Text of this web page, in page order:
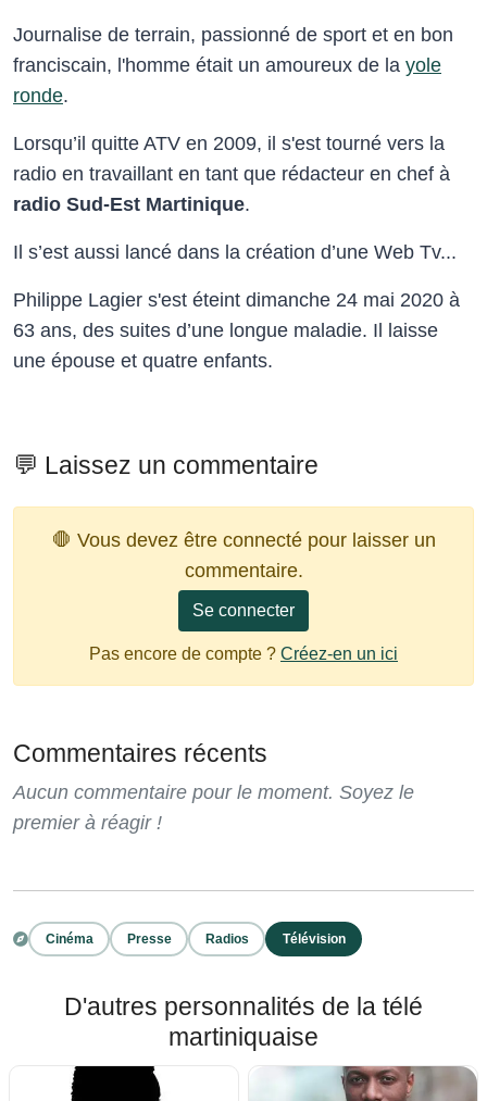
Journalise de terrain, passionné de sport et en bon
franciscain, l'homme était un amoureux de la yole
ronde.
Lorsqu’il quitte ATV en 2009, il s'est tourné vers la
radio en travaillant en tant que rédacteur en chef à
radio Sud-Est Martinique.
Il s’est aussi lancé dans la création d’une Web Tv...
Philippe Lagier s'est éteint dimanche 24 mai 2020 à
63 ans, des suites d’une longue maladie. Il laisse
une épouse et quatre enfants.
💬 Laissez un commentaire
🛑 Vous devez être connecté pour laisser un
commentaire.
Se connecter
Pas encore de compte ? Créez-en un ici
Commentaires récents
Aucun commentaire pour le moment. Soyez le
premier à réagir !
Cinéma Presse Radios Télévision
D'autres personnalités de la télé
martiniquaise